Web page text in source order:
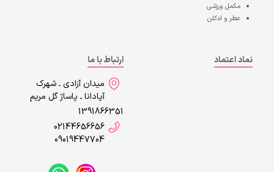
مکمل ورزشی
عطر و ادکلن
نماد اعتماد
ارتباط با ما
میدان آزادی ـ شهرک
آپادانا ـ پاساژ گل مریم
1391866351
02144656656
09019447704